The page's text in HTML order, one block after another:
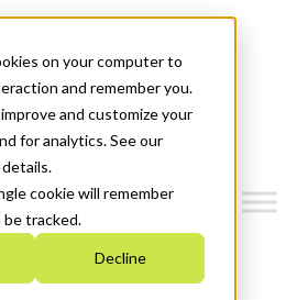
on your computer to
and remember you.
and customize your
for analytics. See our
cookie will remember
tracked.
Decline
2030